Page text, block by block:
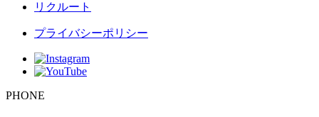
リクルート
プライバシーポリシー
PHONE